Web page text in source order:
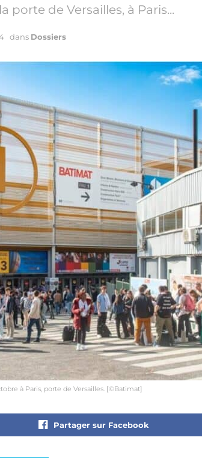
porte de Versailles, à Paris...
dans Dossiers
à Paris, porte de Versailles. [©Batimat]
Partager sur Facebook